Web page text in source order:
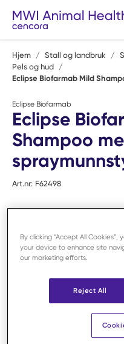
Hopp til hovedinnhold
Hjem / Stall og landbruk /
Pels og hud /
Eclipse Biofarmab Mild
Eclipse Biofarmab
Eclipse
Shampoo
Art.nr: F62498
By clicking “Accept All
your device to enhance site
our marketing efforts.
Reject All